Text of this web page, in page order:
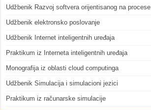
Udžbenik Razvoj softvera orijentisanog na procese
Udžbenik elektronsko poslovanje
Udžbenik Internet inteligentnih uređaja
Praktikum iz Interneta inteligentnih uređaja
Monografija iz oblasti cloud computinga
Udžbenik Simulacija i simulacioni jezici
Praktikum iz računarske simulacije